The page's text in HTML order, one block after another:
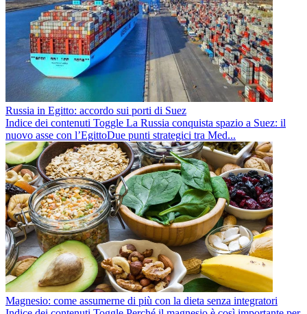
Russia in Egitto: accordo sui porti di Suez
Indice dei contenuti Toggle La Russia conquista spazio a Suez: il
nuovo asse con l’EgittoDue punti strategici tra Med...
Magnesio: come assumerne di più con la dieta senza integratori